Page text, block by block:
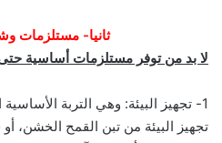
ثانيا- مستلزمات
لا بد من توفر مستلزمات أساسية
1- تجهيز البيئة: وهي التربة
تجهيز البيئة من تبن القمح الخشن،